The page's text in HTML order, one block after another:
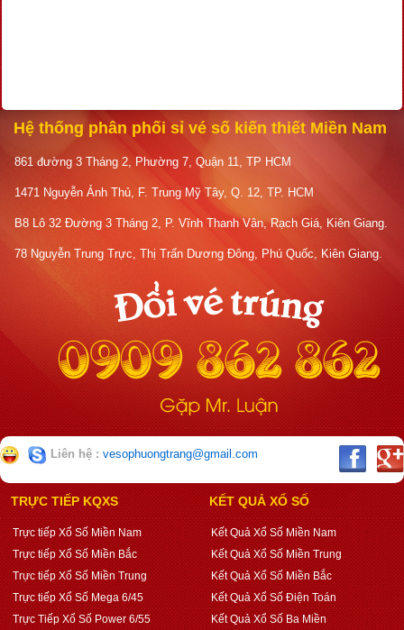
Hệ thống phân phối sỉ vé số kiến thiết Miền Nam
861 đường 3 Tháng 2, Phường 7, Quận 11, TP HCM
1471 Nguyễn Ảnh Thủ, F. Trung Mỹ Tây, Q. 12, TP. HCM
B8 Lô 32 Đường 3 Tháng 2, P. Vĩnh Thanh Vân, Rạch Giá, Kiên Giang.
78 Nguyễn Trung Trực, Thị Trấn Dương Đông, Phú Quốc, Kiên Giang.
Liên hệ : vesophuongtrang@gmail.com
TRỰC TIẾP KQXS
Trực tiếp Xổ Số Miền Nam
Trực tiếp Xổ Số Miền Bắc
Trực tiếp Xổ Số Miền Trung
Trực tiếp Xổ Số Mega 6/45
Trực Tiếp Xổ Số Power 6/55
KẾT QUẢ XỔ SỐ
Kết Quả Xổ Số Miền Nam
Kết Quả Xổ Số Miền Trung
Kết Quả Xổ Số Miền Bắc
Kết Quả Xổ Số Điện Toán
Kết Quả Xổ Số Ba Miền